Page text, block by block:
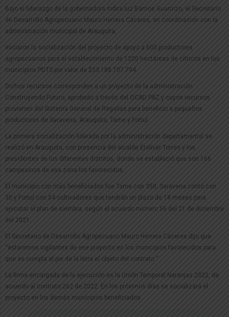
Bajo el liderazgo de la gobernadora Indira luz Barrios Guarnizo, el Secretario
de Desarrollo Agropecuario Mauro Herrera Cáceres, en coordinación con la
administración municipal de Arauquita,
iniciaron la socialización del proyecto de apoyo a 600 productores
agropecuarios para el establecimiento de 1200 hectáreas de cítricos en los
municipios PDTS por valor de $33.188.707.794.
Dichos recursos corresponden a un proyecto de la administración
Construyendo Futuro, aprobado a través del OCAD PAZ y cuyos recursos
provienen del Sistema General de Regalías para beneficio a pequeños
productores de Saravena, Arauquita, Tame y Fortul.
La primera socialización liderada por la administración departamental se
realizó en Arauquita, con presencia del alcalde Etelivar Torres y los
presidentes de los diferentes distritos, donde se estableció que son 166
campesinos de esa zona los favorecidos.
El municipio con más beneficiados fue Tame con 350, Saravena contó con
30 y Fortul con 54 cultivadores que tendrán un plazo de 18 meses para
ejecutar el plan de siembra, según el acuerdo número 56 del 21 de diciembre
del 2021.
El Secretario de Desarrollo Agropecuario Mauro Herrera Cáceres dijo que
“estaremos vigilantes de ese proyecto en los municipios favorecidos para
que se cumpla al pie de la letra el objeto del contrato “
La firma encargada de la ejecución es la Unión Temporal Naranjas 2022, de
acuerdo al contrato 262 de 2022. En los próximos días se socializará el
proyecto en los demás municipios beneficiados.